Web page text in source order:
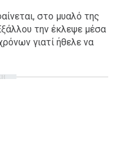
στο μυαλό της
την έκλεψε μέσα
γιατί ήθελε να